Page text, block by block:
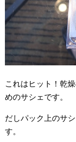
これはヒット！乾
めのサシェです。
だしパック上のサ
す。